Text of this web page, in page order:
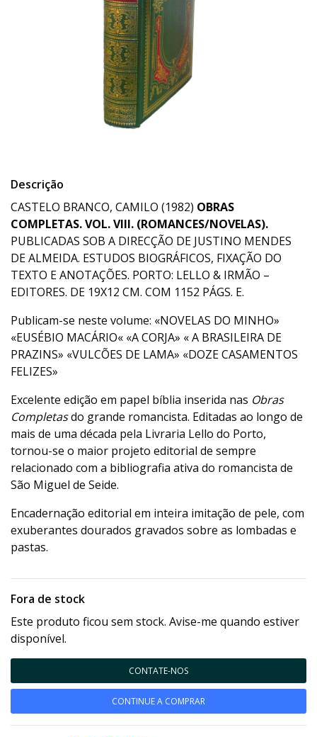
Descrição
CASTELO BRANCO, CAMILO (1982) OBRAS
COMPLETAS. VOL. VIII. (ROMANCES/NOVELAS).
PUBLICADAS SOB A DIRECÇÃO DE JUSTINO MENDES
DE ALMEIDA. ESTUDOS BIOGRÁFICOS, FIXAÇÃO DO
TEXTO E ANOTAÇÕES. PORTO: LELLO & IRMÃO –
EDITORES. DE 19X12 CM. COM 1152 PÁGS. E.
Publicam-se neste volume: «NOVELAS DO MINHO»
«EUSÉBIO MACÁRIO« «A CORJA» « A BRASILEIRA DE
PRAZINS» «VULCÕES DE LAMA» «DOZE CASAMENTOS
FELIZES»
Excelente edição em papel bíblia inserida nas Obras
Completasdo grande romancista. Editadas ao longo de
mais de uma década pela Livraria Lello do Porto,
tornou-se o maior projeto editorial de sempre
relacionado com a bibliografia ativa do romancista de
São Miguel de Seide.
Encadernação editorial em inteira imitação de pele, com
exuberantes dourados gravados sobre as lombadas e
pastas.
Fora de stock
Este produto ficou sem stock. Avise-me quando estiver
disponível.
CONTATE-NOS
CONTINUE A COMPRAR